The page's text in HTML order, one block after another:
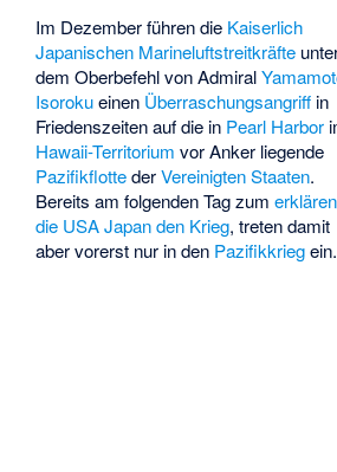
Im Dezember führen die Kaiserlich
Japanischen Marineluftstreitkräfte
dem Oberbefehl von Admiral
Isorokueinen Überraschungsangriff in
Friedenszeiten auf die in Pearl Harbor
Hawaii-Territorium vor Anker liegende
PazifikflottederVereinigten Staaten.
Bereits am folgenden Tag zumerklären
die USA Japan den Krieg, treten damit
aber vorerst nur in den Pazifikkriegein.